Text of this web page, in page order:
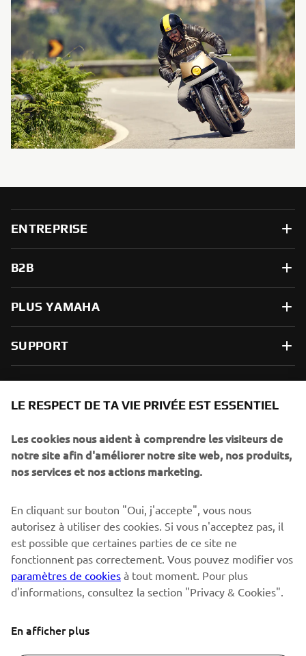
ENTREPRISE
B2B
PLUS YAMAHA
SUPPORT
spéciaux, les lancements de produits, etc.
S'ABONNER
Lisez notre politique de confidentialité pour savoir comment
nous traitons vos données personnelles : Politique de
Confidentialité
LE RESPECT DE TA VIE PRIVÉE EST ESSENTIEL
Les cookies nous aident à comprendre les visiteurs de
notre site afin d'améliorer notre site web, nos produits,
nos services et nos actions marketing.
En cliquant sur bouton "Oui, j'accepte", vous nous
autorisez à utiliser des cookies. Si vous n'acceptez pas, il
est possible que certaines parties de ce site ne
fonctionnent pas correctement. Vous pouvez modifier vos
paramètres de cookies à tout moment. Pour plus
d'informations, consultez la section "Privacy & Cookies".
En afficher plus